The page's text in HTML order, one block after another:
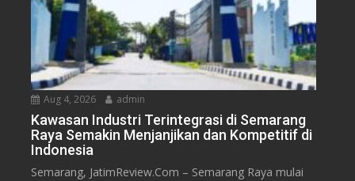
Aug 4, 2026 admin
Kawasan Industri Terintegrasi di Semarang
Raya Semakin Menjanjikan dan Kompetitif di
Indonesia
Semarang, JatimReview.Com – Semarang Raya mulai